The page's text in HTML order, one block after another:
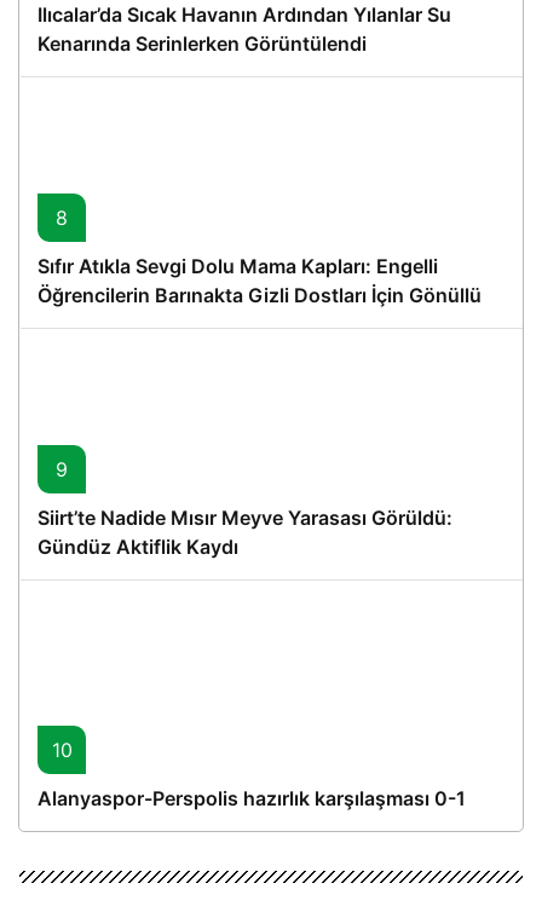
Ilıcalar’da Sıcak Havanın Ardından Yılanlar Su
Kenarında Serinlerken Görüntülendi
8
Sıfır Atıkla Sevgi Dolu Mama Kapları: Engelli
Öğrencilerin Barınakta Gizli Dostları İçin Gönüllü
Proje
9
Siirt’te Nadide Mısır Meyve Yarasası Görüldü:
Gündüz Aktiflik Kaydı
10
Alanyaspor-Perspolis hazırlık karşılaşması 0-1